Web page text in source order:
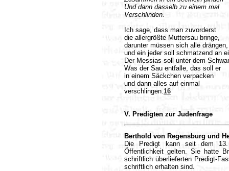
Und dann dasselb zu einem mal
Verschlinden.
Ich sage, dass man zuvorderst
die allergrößte Muttersau bringe,
darunter müssen sich alle drängen,
und ein jeder soll schmatzend an
Der Messias soll unter dem
Was der Sau entfalle, das soll er
in einem Säckchen verpacken
und dann alles auf einmal
verschlingen.16
V. Predigten zur Judenfrage
Berthold von Regensburg und
Die Predigt kann seit dem 13.
Öffentlichkeit gelten. Sie hatte
schriftlich überlieferten Predigt-
schriftlich erhalten sind.